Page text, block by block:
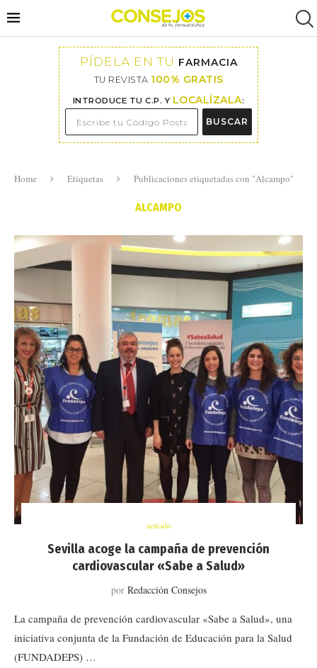
PÍDELA EN TU FARMACIA
TU REVISTA 100% GRATIS
INTRODUCE TU C.P. Y LOCALÍZALA:
BUSCAR
Home Etiquetas Publicaciones etiquetadas con "Alcampo"
ALCAMPO
artículo
Sevilla acoge la campaña de prevención
cardiovascular «Sabe a Salud»
por Redacción Consejos
La campaña de prevención cardiovascular «Sabe a Salud», una
iniciativa conjunta de la Fundación de Educación para la Salud
(FUNDADEPS) …